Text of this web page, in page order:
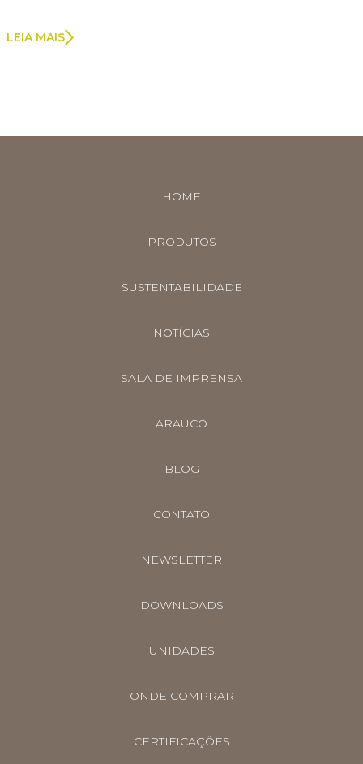
LEIA MAIS
HOME
PRODUTOS
SUSTENTABILIDADE
NOTÍCIAS
SALA DE IMPRENSA
ARAUCO
BLOG
CONTATO
NEWSLETTER
DOWNLOADS
UNIDADES
ONDE COMPRAR
CERTIFICAÇÕES